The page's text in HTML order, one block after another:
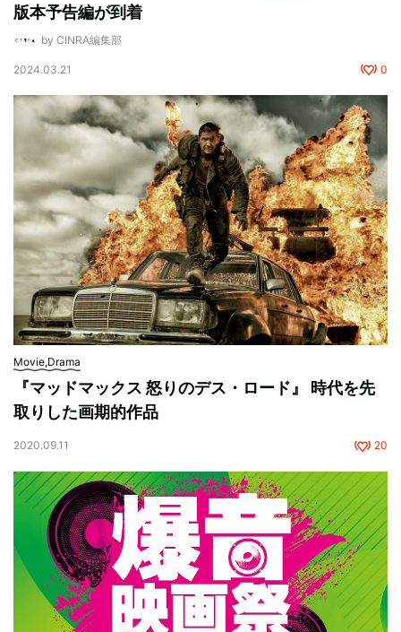
版本予告編が到着
by CINRA編集部
2024.03.21 0
Movie,Drama
『マッドマックス 怒りのデス・ロード』 時代を先
取りした画期的作品
2020.09.11 20